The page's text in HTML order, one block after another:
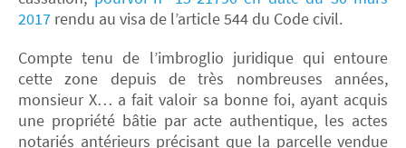
2017 rendu au visa de l’article 544 du Code civil.
Compte tenu de l’imbroglio juridique qui entoure
cette zone depuis de très nombreuses années,
monsieur X… a fait valoir sa bonne foi, ayant acquis
une propriété bâtie par acte authentique, les actes
notariés antérieurs précisant que la parcelle vendue